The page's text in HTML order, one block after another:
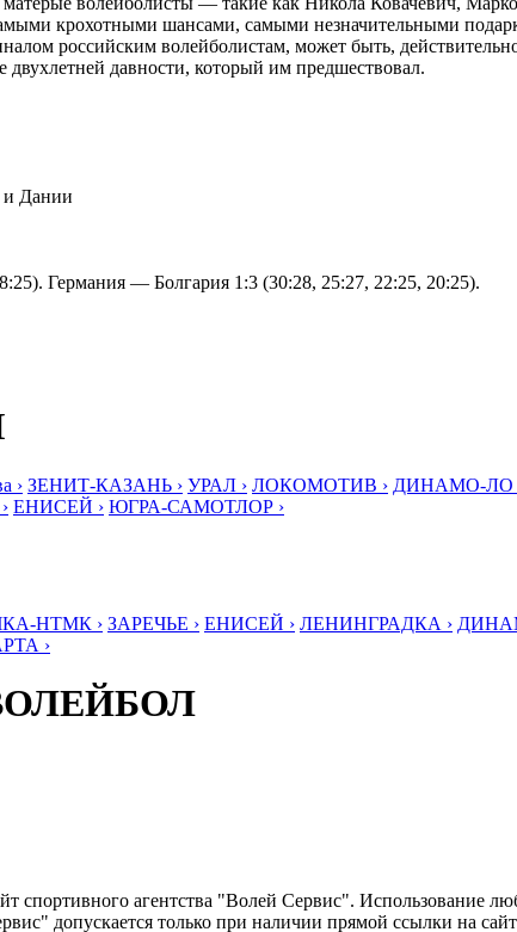
крохотными шансами, самыми незначительными
российским волейболистам, может быть,
двухлетней давности, который им предшествовал.
и Дании
Германия — Болгария 1:3 (30:28, 25:27, 22:25, 20:25).
› ЗЕНИТ-КАЗАНЬ › УРАЛ › ЛОКОМОТИВ › ДИНАМО-ЛО
ЕНИСЕЙ › ЮГРА-САМОТЛОР ›
НТМК › ЗАРЕЧЬЕ › ЕНИСЕЙ › ЛЕНИНГРАДКА ›
›
спортивного агентства "Волей Сервис". Использование
допускается только при наличии прямой ссылки на